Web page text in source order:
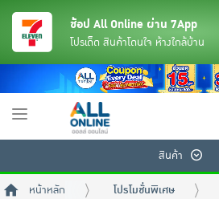
ช้อป All Online ผ่าน 7App
โปรเด็ด สินค้าโดนใจ ห้างใกล้บ้าน
Toggle
สินค้า
หน้าหลัก โปรโมชั่นพิเศษ